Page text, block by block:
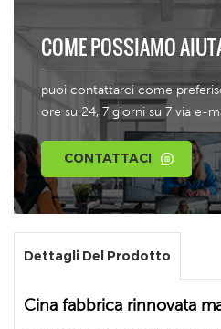
COME POSSIAMO
puoi contattarci come
ore su 24, 7 giorni su 7 via e-
CONTATTACI
Dettagli Del Prodotto
Cina fabbrica rinnovata